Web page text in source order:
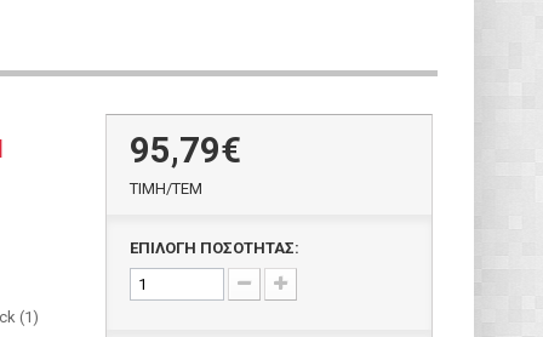
(1)
95,79€
ΤΙΜH/ΤΕΜ
ΕΠΙΛΟΓΗ ΠΟΣΟΤΗΤΑΣ: